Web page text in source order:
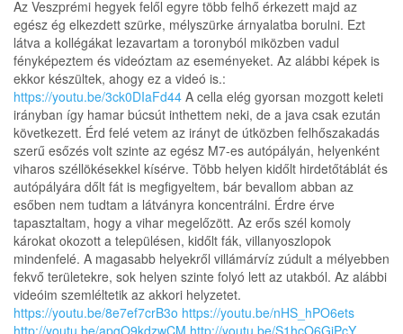
Az Veszprémi hegyek felől egyre több felhő érkezett majd az
egész ég elkezdett szürke, mélyszürke árnyalatba borulni. Ezt
látva a kollégákat lezavartam a toronyból miközben vadul
fényképeztem és videóztam az eseményeket. Az alábbi képek is
ekkor készültek, ahogy ez a videó is.:
https://youtu.be/3ck0DIaFd44 A cella elég gyorsan mozgott keleti
irányban így hamar búcsút inthettem neki, de a java csak ezután
következett. Érd felé vetem az irányt de útközben felhőszakadás
szerű esőzés volt szinte az egész M7-es autópályán, helyenként
viharos széllökésekkel kísérve. Több helyen kidőlt hirdetőtáblát és
autópályára dőlt fát is megfigyeltem, bár bevallom abban az
esőben nem tudtam a látványra koncentrálni. Érdre érve
tapasztaltam, hogy a vihar megelőzött. Az erős szél komoly
károkat okozott a településen, kidőlt fák, villanyoszlopok
mindenfelé. A magasabb helyekről villámárvíz zúdult a mélyebben
fekvő területekre, sok helyen szinte folyó lett az utakból. Az alábbi
videóim szemléltetik az akkori helyzetet.
https://youtu.be/8e7ef7crB3o https://youtu.be/nHS_hPO6ets
http://youtu.be/apgO9kdzwCM http://youtu.be/S1hcO6GiPcY